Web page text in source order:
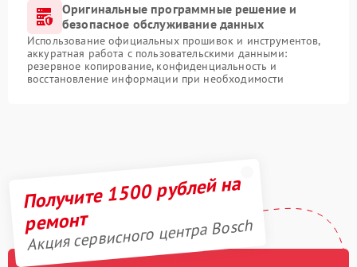
Оригинальные программные решение и
безопасное обслуживание данных
Использование официальных прошивок и инструментов,
аккуратная работа с пользовательскими данными:
резервное копирование, конфиденциальность и
восстановление информации при необходимости
Получите 1500 рублей на
ремонт
Акция сервисного центра Bosch